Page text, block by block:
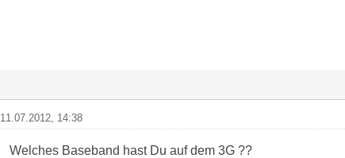
11.07.2012, 14:38
Welches Baseband hast Du auf dem 3G ??